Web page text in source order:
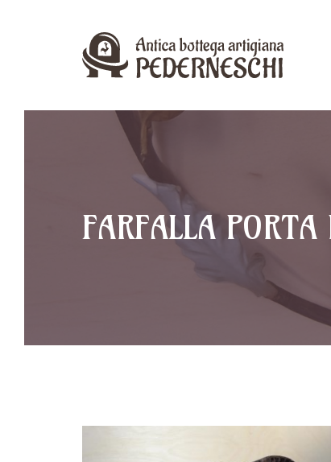
contenuto
FARFALLA